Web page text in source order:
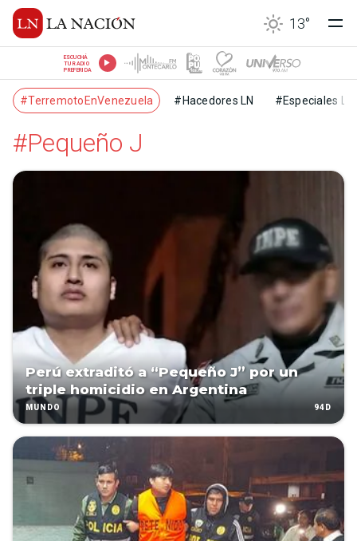
13°
ESCUCHÁ
TU RADIO
PREFERIDA
#TerremotoEnVenezuela #Hacedores LN #Especiales LN
#Pequeño J
Perú extraditó a “Pequeño J” por un
triple homicidio en Argentina
MUNDO 94D